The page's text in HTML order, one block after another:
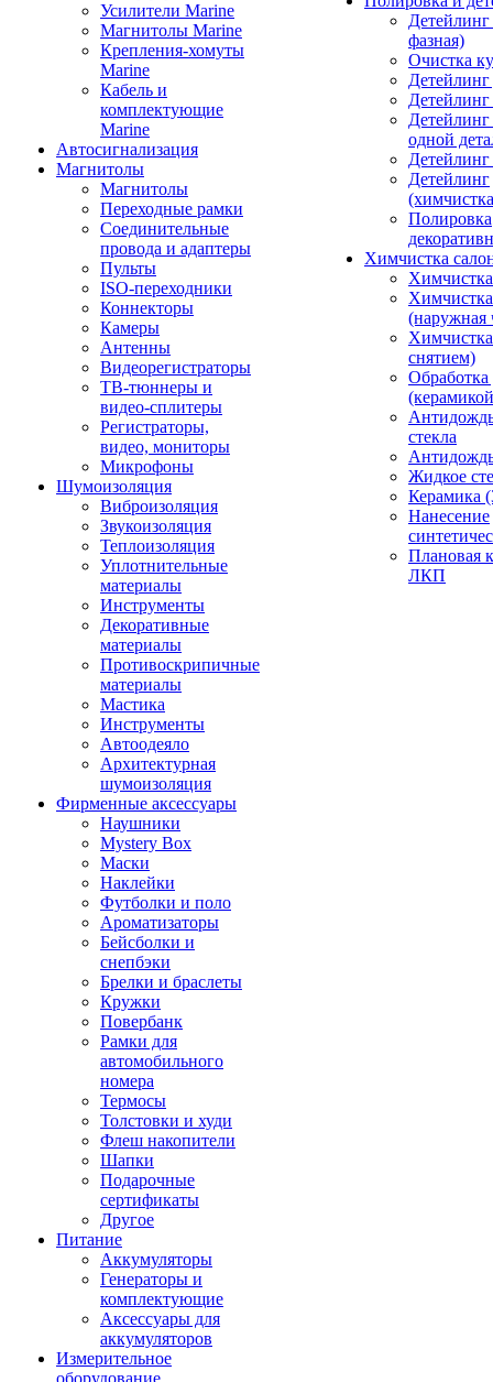
Усилители Marine
Магнитолы Marine
Крепления-хомуты
Marine
Кабель и
комплектующие
Marine
Автосигнализация
Магнитолы
Магнитолы
Переходные рамки
Соединительные
провода и адаптеры
Пульты
ISO-переходники
Коннекторы
Камеры
Антенны
Видеорегистраторы
ТВ-тюннеры и
видео-сплитеры
Регистраторы,
видео, мониторы
Микрофоны
Шумоизоляция
Виброизоляция
Звукоизоляция
Теплоизоляция
Уплотнительные
материалы
Инструменты
Декоративные
материалы
Противоскрипичные
материалы
Мастика
Инструменты
Автоодеяло
Архитектурная
шумоизоляция
Фирменные аксессуары
Наушники
Mystery Box
Маски
Наклейки
Футболки и поло
Ароматизаторы
Бейсболки и
снепбэки
Брелки и браслеты
Кружки
Повербанк
Рамки для
автомобильного
номера
Термосы
Толстовки и худи
Флеш накопители
Шапки
Подарочные
сертификаты
Другое
Питание
Аккумуляторы
Генераторы и
комплектующие
Аксессуары для
аккумуляторов
Измерительное
оборудование
фазная)
Очистка
Детейлинг
одной
Детейлинг
Полировка
Химчистка
(наружная
снятием)
Обработка
стекла
Жидкое
Керамика
Нанесение
Плановая
ЛКП